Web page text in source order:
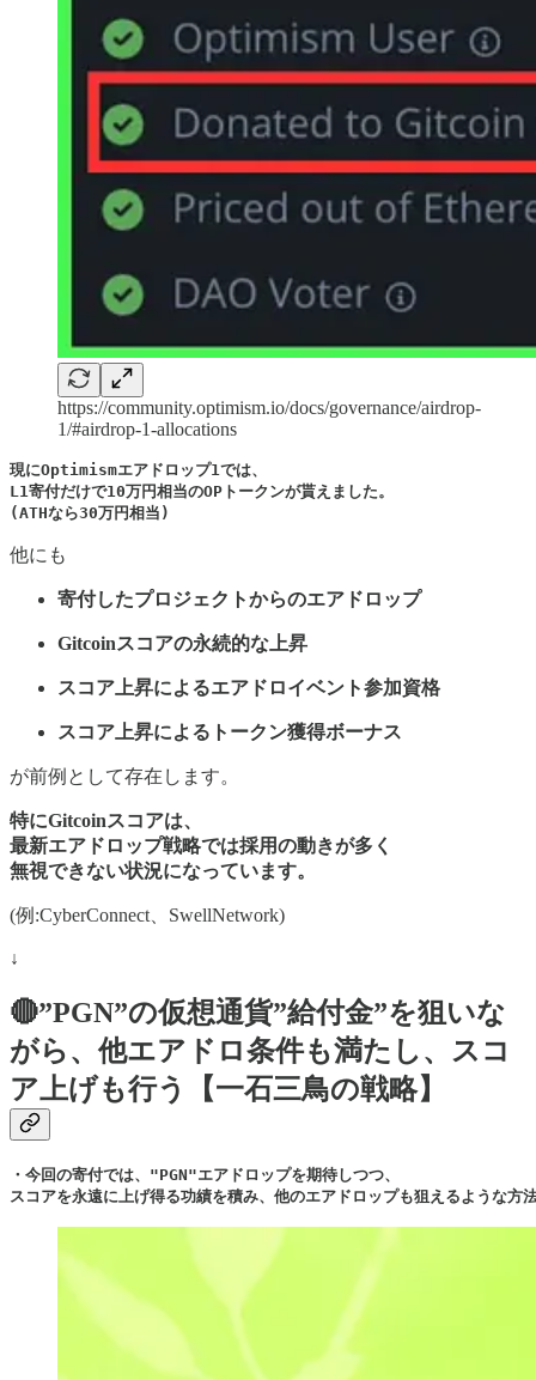
https://community.optimism.io/docs/governance/airdrop-
1/#airdrop-1-allocations
現にOptimismエアドロップ1では、
L1寄付だけで10万円相当のOPトークンが貰えました。
(ATHなら30万円相当)
他にも
寄付したプロジェクトからのエアドロップ
Gitcoinスコアの永続的な上昇
スコア上昇によるエアドロイベント参加資格
スコア上昇によるトークン獲得ボーナス
が前例として存在します。
特にGitcoinスコアは、
最新エアドロップ戦略では採用の動きが多く
無視できない状況になっています。
(例:CyberConnect、SwellNetwork)
↓
🔴”PGN”の仮想通貨”給付金”を狙いな
がら、他エアドロ条件も満たし、スコ
ア上げも行う【一石三鳥の戦略】
・今回の寄付では、"PGN"エアドロップを期待しつつ、
スコアを永遠に上げ得る功績を積み、他のエアドロップも狙えるような方